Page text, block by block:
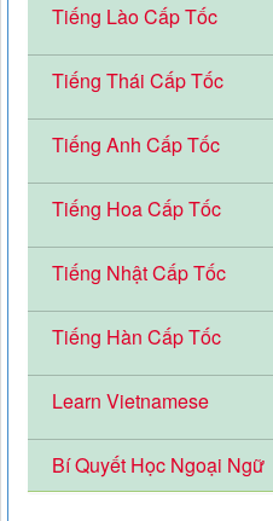
Tiếng Lào Cấp Tốc
Tiếng Thái Cấp Tốc
Tiếng Anh Cấp Tốc
Tiếng Hoa Cấp Tốc
Tiếng Nhật Cấp Tốc
Tiếng Hàn Cấp Tốc
Learn Vietnamese
Bí Quyết Học Ngoại Ngữ